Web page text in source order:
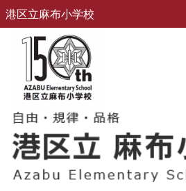
港区立麻布小学校